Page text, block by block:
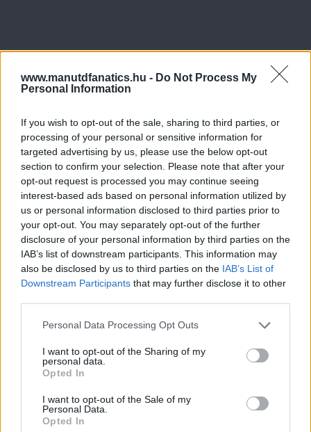
www.manutdfanatics.hu - Do Not Process My
Personal Information
If you wish to opt-out of the sale, sharing to third parties, or
processing of your personal or sensitive information for
targeted advertising by us, please use the below opt-out
section to confirm your selection. Please note that after your
opt-out request is processed you may continue seeing
interest-based ads based on personal information utilized by
us or personal information disclosed to third parties prior to
your opt-out. You may separately opt-out of the further
disclosure of your personal information by third parties on the
IAB’s list of downstream participants. This information may
also be disclosed by us to third parties on the IAB’s List of
Downstream Participants that may further disclose it to other
Please note that this website/app uses one or more Google
not limited to your visit or usage behaviour. You may click to
grant or deny consent to Google and its third-party tags to
use your data for below specified purposes in below Google
consent section.
Personal Data Processing Opt Outs
I want to opt-out of the Sharing of my
personal data.
Opted In
I want to opt-out of the Sale of my
Personal Data.
Opted In
Meccs Center
Paris Saint-Germainvs
Felkészülési szezon 4. mérkőzés
Nya Ullevi, Göteborg